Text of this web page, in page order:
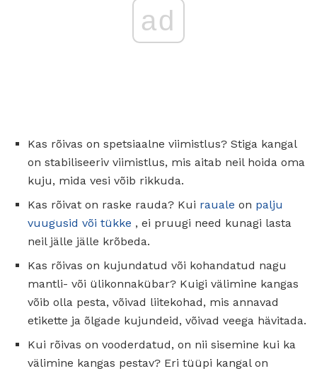
ad
Kas rõivas on spetsiaalne viimistlus? Stiga kangal
on stabiliseeriv viimistlus, mis aitab neil hoida oma
kuju, mida vesi võib rikkuda.
Kas rõivat on raske rauda? Kui rauale on palju
vuugusid või tükke , ei pruugi need kunagi lasta
neil jälle jälle krõbeda.
Kas rõivas on kujundatud või kohandatud nagu
mantli- või ülikonnakübar? Kuigi välimine kangas
võib olla pesta, võivad liitekohad, mis annavad
etikette ja õlgade kujundeid, võivad veega hävitada.
Kui rõivas on vooderdatud, on nii sisemine kui ka
välimine kangas pestav? Eri tüüpi kangal on